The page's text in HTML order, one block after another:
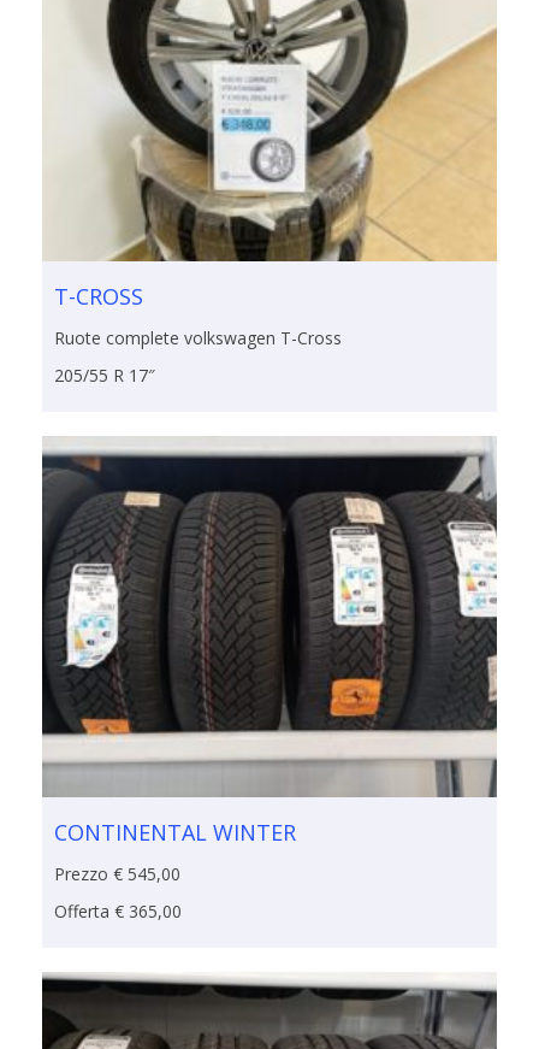
T-CROSS
Ruote complete volkswagen T-Cross
205/55 R 17″
CONTINENTAL WINTER
Prezzo € 545,00
Offerta € 365,00